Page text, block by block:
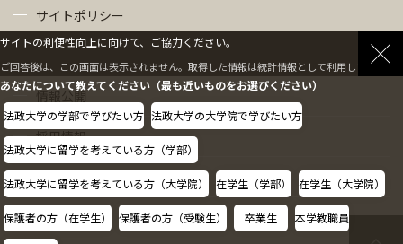
サイトポリシー
情報公開
採用情報
教職員の方へ
サイトの利便性向上に向けて、ご協力ください。
ご回答後は、この画面は表示されません。取得した情報は統計情報として利用します。
あなたについて教えてください（最も近いものをお選びください）
法政大学の学部で学びたい方 法政大学の大学院で学びたい方
法政大学に留学を考えている方（学部）
法政大学に留学を考えている方（大学院） 在学生（学部） 在学生（大学院）
保護者の方（在学生） 保護者の方（受験生） 卒業生 本学教職員